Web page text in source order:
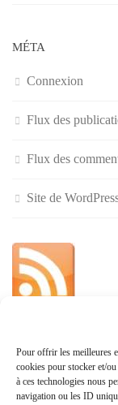
Pour offrir les meilleures
cookies pour stocker et/
à ces technologies nous
navigation ou les ID
MÉTA
Connexion
Flux des
Flux des
Site de
»
Politique de